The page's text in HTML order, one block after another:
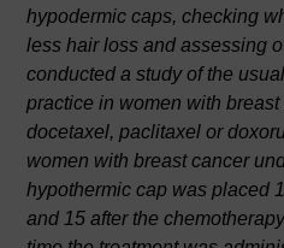
hypodermic caps, checking
less hair loss and assessing
conducted a study of the
practice in women with breast
docetaxel, paclitaxel or
women with breast cancer
hypothermic cap was placed
and 15 after the